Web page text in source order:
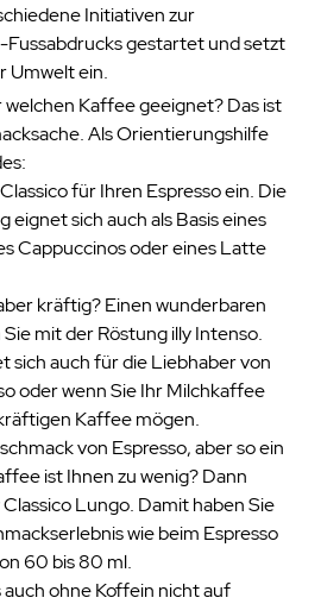
Initiativen zur
Fussabdrucks gestartet und setzt
Umwelt ein.
Kaffee geeignet? Das ist
Als Orientierungshilfe
für Ihren Espresso ein. Die
eignet sich auch als Basis eines
Cappuccinos oder eines Latte
kräftig? Einen wunderbaren
mit der Röstung illy Intenso.
sich auch für die Liebhaber von
oder wenn Sie Ihr Milchkaffee
Kaffee mögen.
von Espresso, aber so ein
ist Ihnen zu wenig? Dann
Lungo. Damit haben Sie
wie beim Espresso
60 bis 80 ml.
auch ohne Koffein nicht auf